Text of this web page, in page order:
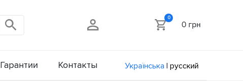
0
0 грн
Гарантии Контакты Українська | русский